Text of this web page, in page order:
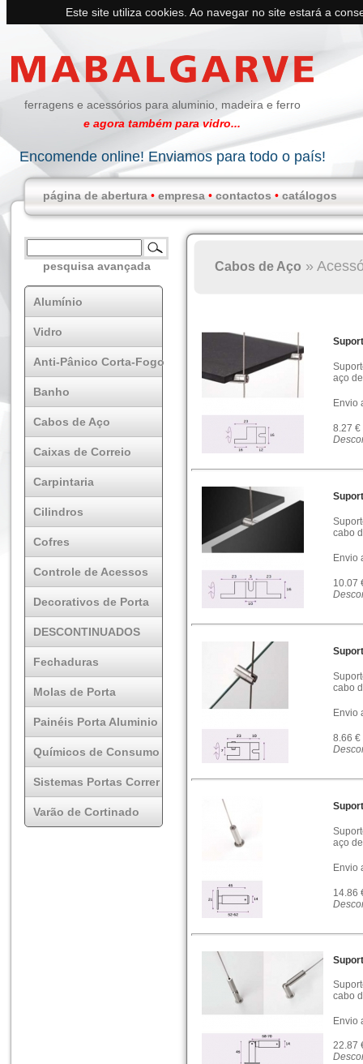
Este site utiliza cookies. Ao navegar no site estará a
ferragens e acessórios para aluminio, madeira e ferro
e agora também para vidro...
Encomende online! Enviamos para todo o país!
página de abertura • empresa • contactos • catálogos
pesquisa avançada
Alumínio
Vidro
Anti-Pânico Corta-Fogo
Banho
Cabos de Aço
Caixas de Correio
Carpintaria
Cilindros
Cofres
Controle de Acessos
Decorativos de Porta
DESCONTINUADOS
Fechaduras
Molas de Porta
Painéis Porta Aluminio
Químicos de Consumo
Sistemas Portas Correr
Varão de Cortinado
Cabos de Aço »
aço
Envio
8.27 €
cabo
Envio
10.07
cabo
Envio
8.66 €
aço
Envio
14.86
cabo
Envio
22.87